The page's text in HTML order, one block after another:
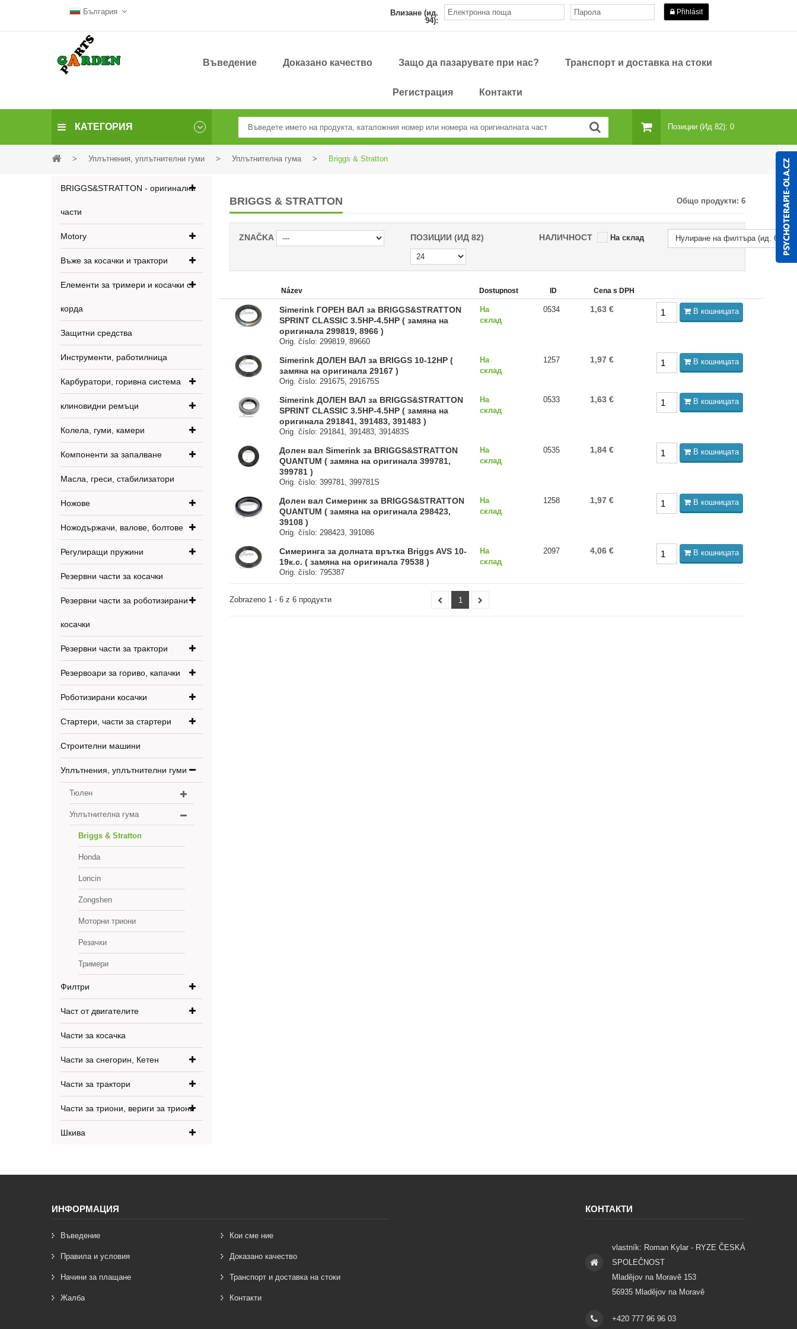
България
Влизане (ид.
94):
Přihlásit
Въведение Доказано качество Защо да пазарувате при нас? Транспорт и доставка на стоки
Регистрация Контакти
КАТЕГОРИЯ Позиции (ид 82): 0
> Уплътнения, уплътнителни гуми > Уплътнителна гума > Briggs & Stratton
BRIGGS&STRATTON - оригинални
части
Motory
Въже за косачки и трактори
Елементи за тримери и косачки с
корда
Защитни средства
Инструменти, работилница
Карбуратори, горивна система
клиновидни ремъци
Колела, гуми, камери
Компоненти за запалване
Масла, греси, стабилизатори
Ножове
Ножодържачи, валове, болтове
Регулиращи пружини
Резервни части за косачки
Резервни части за роботизирани
косачки
Резервни части за трактори
Резервоари за гориво, капачки
Роботизирани косачки
Стартери, части за стартери
Строителни машини
Уплътнения, уплътнителни гуми
Тюлен
Уплътнителна гума
Briggs & Stratton
Honda
Loncin
Zongshen
Моторни триони
Резачки
Тримери
Филтри
Част от двигателите
Части за косачка
Части за снегорин, Кетен
Части за трактори
Части за триони, вериги за триони
Шкива
BRIGGS & STRATTON Общо продукти: 6
ZNAČKA ПОЗИЦИИ (ИД 82) НАЛИЧНОСТ На склад Нулиране на филтъра (ид. 69)
Název Dostupnost ID Cena s DPH
Simerink ГОРЕН ВАЛ за BRIGGS&STRATTON
SPRINT CLASSIC 3.5HP-4.5HP ( замяна на
оригинала 299819, 8966 )
Orig. číslo: 299819, 89660
На
склад
0534 1,63 € В кошницата
Simerink ДОЛЕН ВАЛ за BRIGGS 10-12HP (
замяна на оригинала 29167 )
Orig. číslo: 291675, 291675S
На
склад
1257 1,97 € В кошницата
Simerink ДОЛЕН ВАЛ за BRIGGS&STRATTON
SPRINT CLASSIC 3.5HP-4.5HP ( замяна на
оригинала 291841, 391483, 391483 )
Orig. číslo: 291841, 391483, 391483S
На
склад
0533 1,63 € В кошницата
Долен вал Simerink за BRIGGS&STRATTON
QUANTUM ( замяна на оригинала 399781,
399781 )
Orig. číslo: 399781, 399781S
На
склад
0535 1,84 € В кошницата
Долен вал Симеринк за BRIGGS&STRATTON
QUANTUM ( замяна на оригинала 298423,
39108 )
Orig. číslo: 298423, 391086
На
склад
1258 1,97 € В кошницата
Симеринга за долната врътка Briggs AVS 10-
19к.с. ( замяна на оригинала 79538 )
Orig. číslo: 795387
На
склад
2097 4,06 € В кошницата
1
Zobrazeno 1 - 6 z 6 продукти
ИНФОРМАЦИЯ
Въведение Кои сме ние
Правила и условия Доказано качество
Начини за плащане Транспорт и доставка на стоки
Жалба Контакти
КОНТАКТИ
vlastník: Roman Kylar - RYZE ČESKÁ
SPOLEČNOST
Mladějov na Moravě 153
56935 Mladějov na Moravě
+420 777 96 96 03